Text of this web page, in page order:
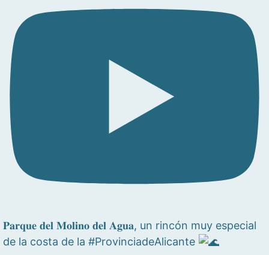
𝐏𝐚𝐫𝐪𝐮𝐞 𝐝𝐞𝐥 𝐌𝐨𝐥𝐢𝐧𝐨 𝐝𝐞𝐥 𝐀𝐠𝐮𝐚, un rincón muy especial
de la costa de la #ProvinciadeAlicante